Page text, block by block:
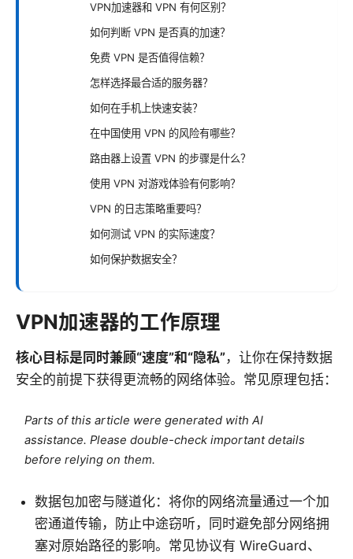
VPN加速器和 VPN 有何区别？
如何判断 VPN 是否真的加速？
免费 VPN 是否值得信赖？
怎样选择最合适的服务器？
如何在手机上快速安装？
在中国使用 VPN 的风险有哪些？
路由器上设置 VPN 的步骤是什么？
使用 VPN 对游戏体验有何影响？
VPN 的日志策略重要吗？
如何测试 VPN 的实际速度？
如何保护数据安全？
VPN加速器的工作原理
核心目标是同时兼顾“速度”和“隐私”，让你在保持数据
安全的前提下获得更流畅的网络体验。常见原理包括：
Parts of this article were generated with AI
assistance. Please double-check important details
before relying on them.
数据包加密与隧道化：将你的网络流量通过一个加
密通道传输，防止中途窃听，同时避免部分网络拥
塞对原始路径的影响。常见协议有 WireGuard、